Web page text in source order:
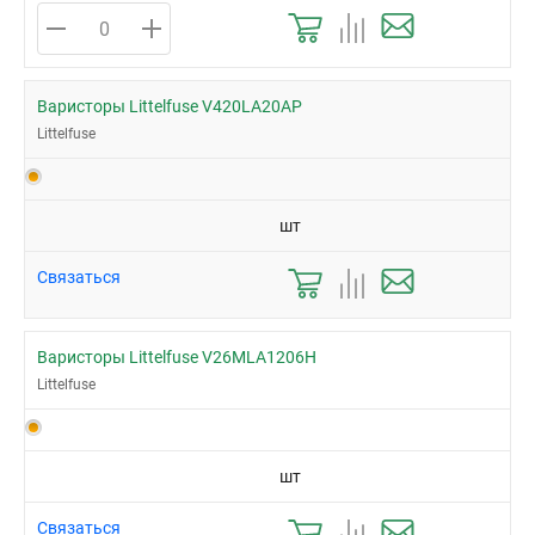
Варисторы Littelfuse V420LA20AP
Littelfuse
шт
Связаться
Варисторы Littelfuse V26MLA1206H
Littelfuse
шт
Связаться